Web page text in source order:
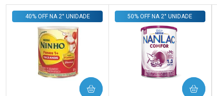
40% OFF NA 2° UNIDADE
COMPRAR
50% OFF NA 2° UNIDADE
COMPRAR